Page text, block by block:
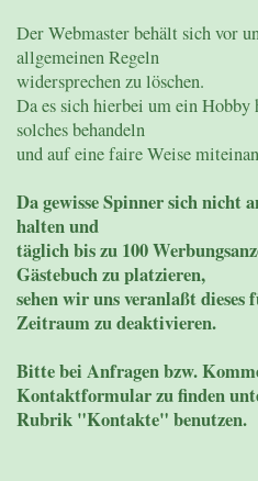
Der Webmaster behält sich vor
allgemeinen Regeln
widersprechen zu löschen.
Da es sich hierbei um ein
solches behandeln
und auf eine faire Weise
Da gewisse Spinner sich nicht
halten und
täglich bis zu 100
Gästebuch zu platzieren,
sehen wir uns veranlaßt
Zeitraum zu deaktivieren.
Bitte bei Anfragen bzw.
Kontaktformular zu finden
Rubrik "Kontakte" benutzen.